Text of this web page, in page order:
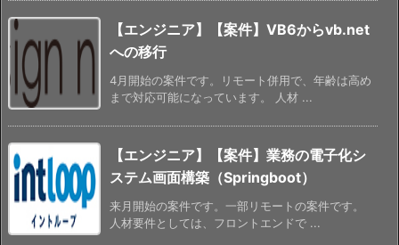
【エンジニア】【案件】VB6からvb.net
への移行
4月開始の案件です。リモート併用で、年齢は高め
まで対応可能になっています。 人材 ...
【エンジニア】【案件】業務の電子化シ
ステム画面構築（Springboot）
来月開始の案件です。一部リモートの案件です。
人材要件としては、フロントエンドで ...